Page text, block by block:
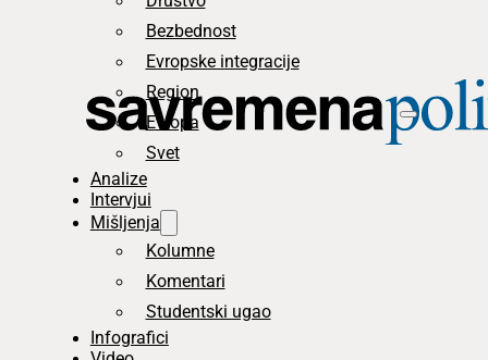
Bezbednost
Evropske integracije
Region
Evropa
Svet
Analize
Intervjui
Mišljenja
Kolumne
Komentari
Studentski ugao
Infografici